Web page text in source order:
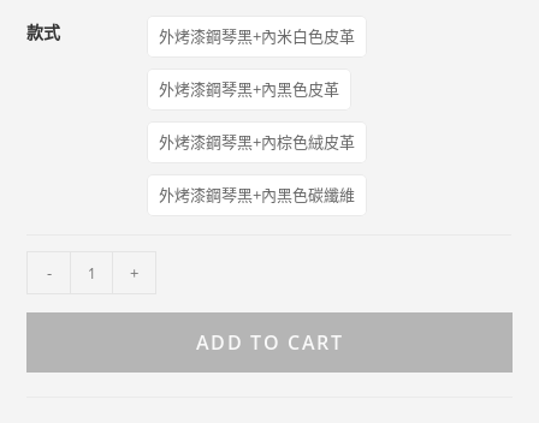
款式 外烤漆鋼琴黑+內米白色皮革
外烤漆鋼琴黑+內黑色皮革
外烤漆鋼琴黑+內棕色絨皮革
外烤漆鋼琴黑+內黑色碳纖維
- +
ADD TO CART